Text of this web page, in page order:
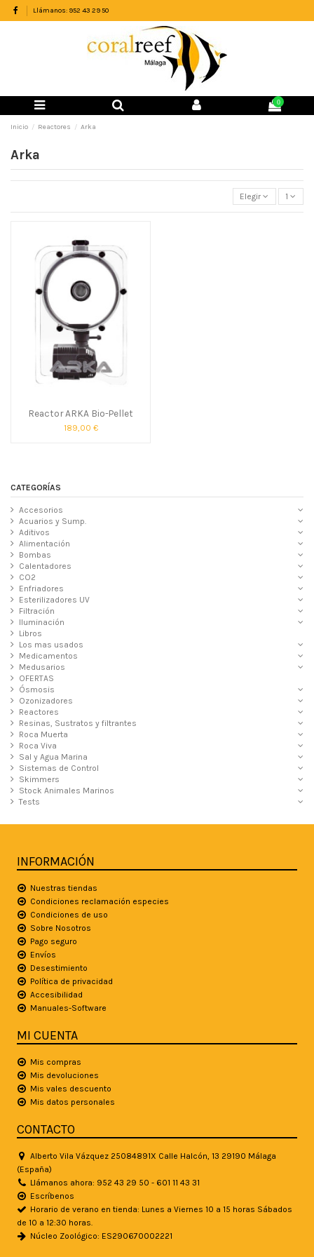
Llámanos: 952 43 29 50
0
Inicio Reactores Arka
Arka
Elegir 1
Reactor ARKA Bio-Pellet
189,00 €
CATEGORÍAS
Accesorios
Acuarios y Sump.
Aditivos
Alimentación
Bombas
Calentadores
CO2
Enfriadores
Esterilizadores UV
Filtración
Iluminación
Libros
Los mas usados
Medicamentos
Medusarios
OFERTAS
Ósmosis
Ozonizadores
Reactores
Resinas, Sustratos y filtrantes
Roca Muerta
Roca Viva
Sal y Agua Marina
Sistemas de Control
Skimmers
Stock Animales Marinos
Tests
INFORMACIÓN
Nuestras tiendas
Condiciones reclamación especies
Condiciones de uso
Sobre Nosotros
Pago seguro
Envíos
Desestimiento
Política de privacidad
Accesibilidad
Manuales-Software
MI CUENTA
Mis compras
Mis devoluciones
Mis vales descuento
Mis datos personales
CONTACTO
Alberto Vila Vázquez 25084891X Calle Halcón, 13 29190 Málaga
(España)
Llámanos ahora: 952 43 29 50 - 601 11 43 31
Escríbenos
Horario de verano en tienda: Lunes a Viernes 10 a 15 horas Sábados
de 10 a 12:30 horas.
Núcleo Zoológico: ES290670002221